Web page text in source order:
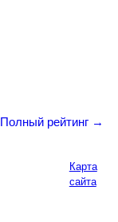
Полный рейтинг →
Карта
сайта